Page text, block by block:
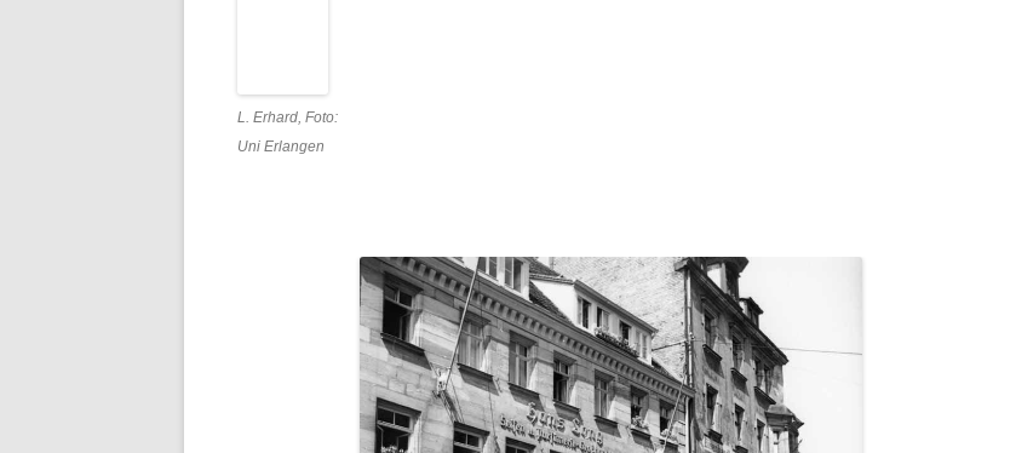
L. Erhard, Foto:
Uni Erlangen